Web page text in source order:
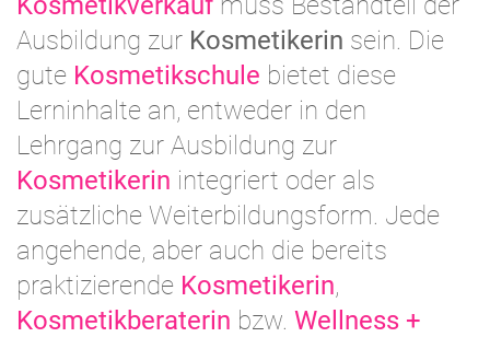
Ausbildung zur Kosmetikerin sein. Die
gute Kosmetikschule bietet diese
Lerninhalte an, entweder in den
Lehrgang zur Ausbildung zur
Kosmetikerin integriert oder als
zusätzliche Weiterbildungsform. Jede
angehende, aber auch die bereits
praktizierende Kosmetikerin,
Kosmetikberaterin bzw. Wellness +